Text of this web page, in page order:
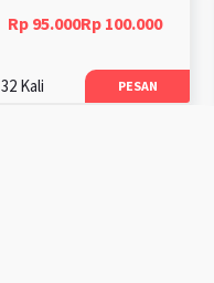
Rp 95.000Rp 100.000
32 Kali PESAN